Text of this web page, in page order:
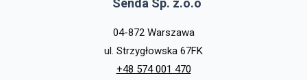
Senda Sp. z.o.o
04-872 Warszawa
ul. Strzygłowska 67FK
+48 574 001 470